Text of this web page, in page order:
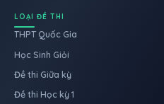
LOẠI ĐỀ THI
THPT Quốc Gia
Học Sinh Giỏi
Đề thi Giữa kỳ
Đề thi Học kỳ 1